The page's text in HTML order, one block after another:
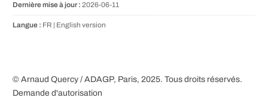
Dernière mise à jour : 2026-06-11
Langue : FR | English version
© Arnaud Quercy / ADAGP, Paris, 2025. Tous droits réservés.
Demande d'autorisation